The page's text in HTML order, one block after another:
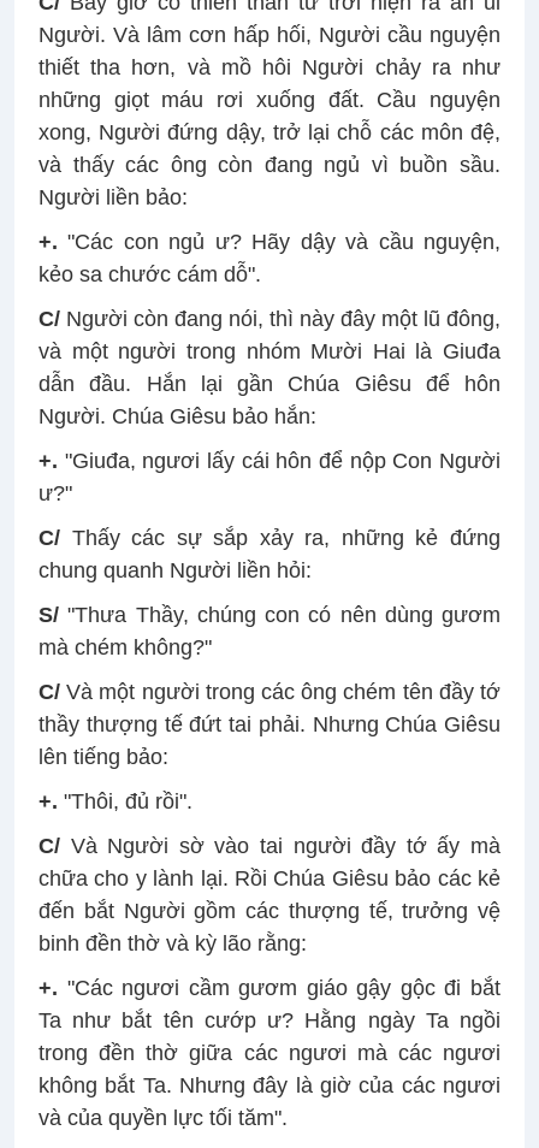
Người. Và lâm cơn hấp hối, Người cầu nguyện
thiết tha hơn, và mồ hôi Người chảy ra như
những giọt máu rơi xuống đất. Cầu nguyện
xong, Người đứng dậy, trở lại chỗ các môn đệ,
và thấy các ông còn đang ngủ vì buồn sầu.
Người liền bảo:
+. "Các con ngủ ư? Hãy dậy và cầu nguyện,
kẻo sa chước cám dỗ".
C/ Người còn đang nói, thì này đây một lũ đông,
và một người trong nhóm Mười Hai là Giuđa
dẫn đầu. Hắn lại gần Chúa Giêsu để hôn
Người. Chúa Giêsu bảo hắn:
+. "Giuđa, ngươi lấy cái hôn để nộp Con Người
ư?"
C/ Thấy các sự sắp xảy ra, những kẻ đứng
chung quanh Người liền hỏi:
S/ "Thưa Thầy, chúng con có nên dùng gươm
mà chém không?"
C/ Và một người trong các ông chém tên đầy tớ
thầy thượng tế đứt tai phải. Nhưng Chúa Giêsu
lên tiếng bảo:
+. "Thôi, đủ rồi".
C/ Và Người sờ vào tai người đầy tớ ấy mà
chữa cho y lành lại. Rồi Chúa Giêsu bảo các kẻ
đến bắt Người gồm các thượng tế, trưởng vệ
binh đền thờ và kỳ lão rằng:
+. "Các ngươi cầm gươm giáo gậy gộc đi bắt
Ta như bắt tên cướp ư? Hằng ngày Ta ngồi
trong đền thờ giữa các ngươi mà các ngươi
không bắt Ta. Nhưng đây là giờ của các ngươi
và của quyền lực tối tăm".